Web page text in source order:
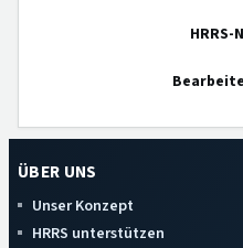
HRRS-
ÜBER UNS
Unser Konzept
HRRS unterstützen